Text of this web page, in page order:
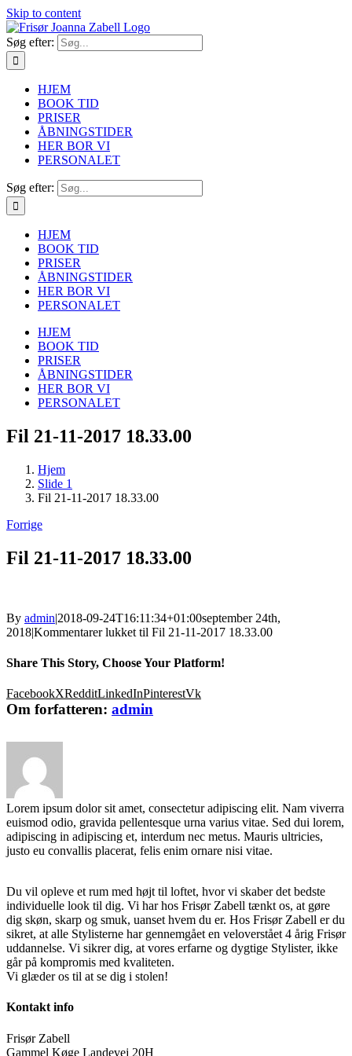
Skip to content
Søg efter:
HJEM
BOOK TID
PRISER
ÅBNINGSTIDER
HER BOR VI
PERSONALET
Søg efter:
HJEM
BOOK TID
PRISER
ÅBNINGSTIDER
HER BOR VI
PERSONALET
HJEM
BOOK TID
PRISER
ÅBNINGSTIDER
HER BOR VI
PERSONALET
Fil 21-11-2017 18.33.00
Hjem
Slide 1
Fil 21-11-2017 18.33.00
Forrige
Fil 21-11-2017 18.33.00
By admin|2018-09-24T16:11:34+01:00september 24th,
2018|Kommentarer lukket til Fil 21-11-2017 18.33.00
Share This Story, Choose Your Platform!
FacebookXRedditLinkedInPinterestVk
Om forfatteren: admin
Lorem ipsum dolor sit amet, consectetur adipiscing elit. Nam viverra
euismod odio, gravida pellentesque urna varius vitae. Sed dui lorem,
adipiscing in adipiscing et, interdum nec metus. Mauris ultricies,
justo eu convallis placerat, felis enim ornare nisi vitae.
Du vil opleve et rum med højt til loftet, hvor vi skaber det bedste
individuelle look til dig. Vi har hos Frisør Zabell tænkt os, at gøre
dig skøn, skarp og smuk, uanset hvem du er. Hos Frisør Zabell er du
sikret, at alle Stylisterne har gennemgået en veloverstået 4 årig Frisør
uddannelse. Vi sikrer dig, at vores erfarne og dygtige Stylister, ikke
går på kompromis med kvaliteten.
Vi glæder os til at se dig i stolen!
Kontakt info
Frisør Zabell
Gammel Køge Landevej 20H